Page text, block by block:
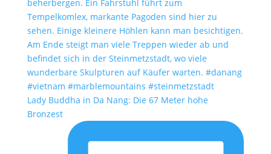
Lady Buddha in Da Nang: Die 67 Meter hohe
Bronzest